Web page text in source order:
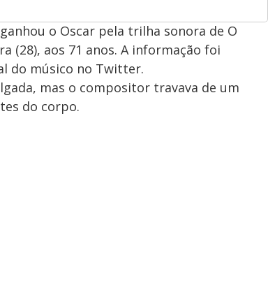
o Oscar pela trilha sonora de O
aos 71 anos. A informação foi
do músico no Twitter.
mas o compositor travava de um
do corpo.